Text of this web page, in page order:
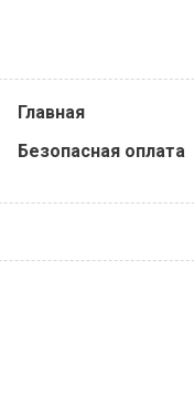
Главная
Безопасная оплата